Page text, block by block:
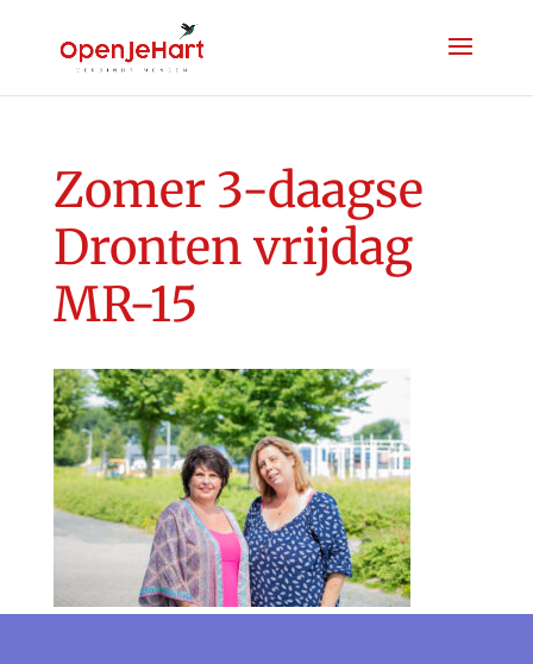
Zomer 3-daagse
Dronten vrijdag
MR-15